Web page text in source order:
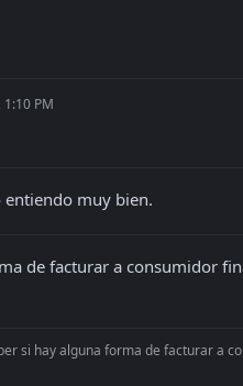
PM
entiendo muy bien.
de facturar a consumidor
si hay alguna forma de facturar a